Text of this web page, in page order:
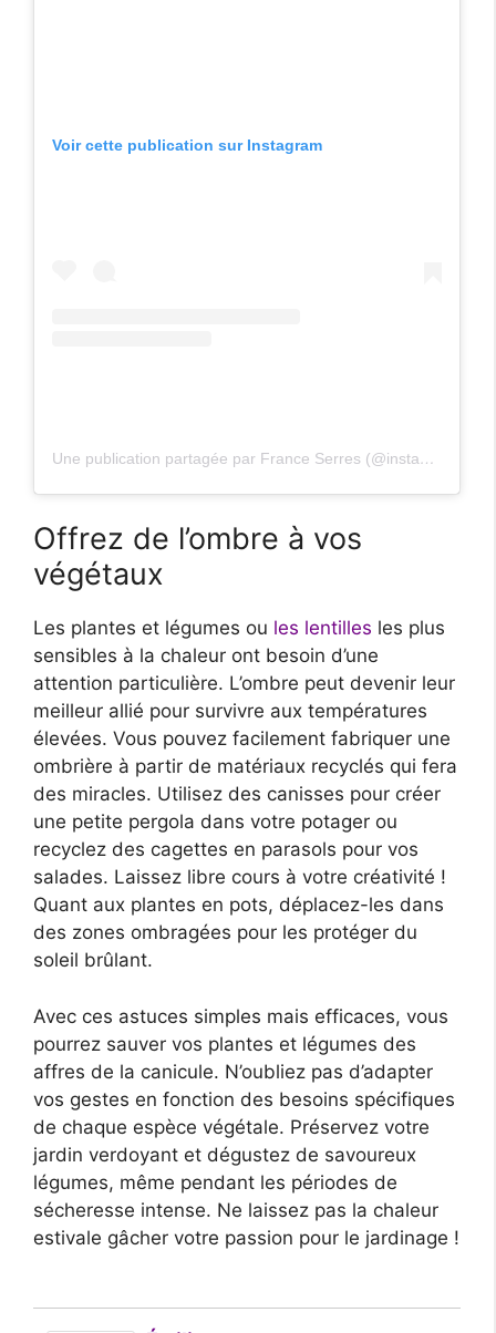
Voir cette publication sur Instagram
Une publication partagée par France Serres (@insta_france_serres)
Offrez de l’ombre à vos
végétaux
Les plantes et légumes ou les lentilles les plus
sensibles à la chaleur ont besoin d’une
attention particulière. L’ombre peut devenir leur
meilleur allié pour survivre aux températures
élevées. Vous pouvez facilement fabriquer une
ombrière à partir de matériaux recyclés qui fera
des miracles. Utilisez des canisses pour créer
une petite pergola dans votre potager ou
recyclez des cagettes en parasols pour vos
salades. Laissez libre cours à votre créativité !
Quant aux plantes en pots, déplacez-les dans
des zones ombragées pour les protéger du
soleil brûlant.
Avec ces astuces simples mais efficaces, vous
pourrez sauver vos plantes et légumes des
affres de la canicule. N’oubliez pas d’adapter
vos gestes en fonction des besoins spécifiques
de chaque espèce végétale. Préservez votre
jardin verdoyant et dégustez de savoureux
légumes, même pendant les périodes de
sécheresse intense. Ne laissez pas la chaleur
estivale gâcher votre passion pour le jardinage !